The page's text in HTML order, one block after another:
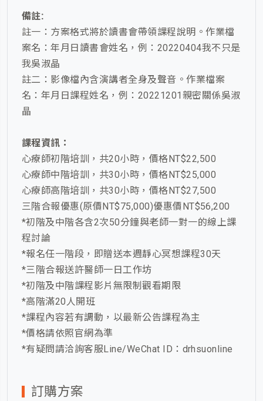
備註:
註一：方案格式將於讀書會帶領課程說明。作業檔
案名：年月日讀書會姓名，例：20220404我不只是
我吳淑晶
註二：影像檔內含演講者全身及聲音。作業檔案
名：年月日課程姓名，例：20221201親密關係吳淑
晶
課程資訊：
心療師初階培訓，共20小時，價格NT$22,500
心療師中階培訓，共30小時，價格NT$25,000
心療師高階培訓，共30小時，價格NT$27,500
三階合報優惠(原價NT$75,000)優惠價NT$56,200
*初階及中階各含2次50分鐘與老師一對一的線上課
程討論
*報名任一階段，即贈送本週靜心冥想課程30天
*三階合報送許醫師一日工作坊
*初階及中階課程影片無限制觀看期限
*高階滿20人開班
*課程內容若有調動，以最新公告課程為主
*價格請依照官網為準
*有疑問請洽詢客服Line/WeChat ID：drhsuonline
訂購方案